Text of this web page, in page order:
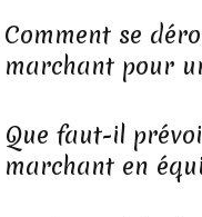
Comment se
marchant pour
Que faut-il
marchant en